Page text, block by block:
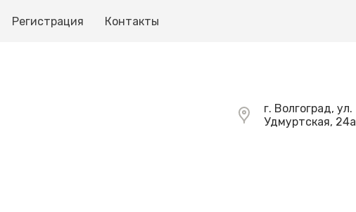
Регистрация Контакты
г. Волгоград, ул.
Удмуртская, 24а